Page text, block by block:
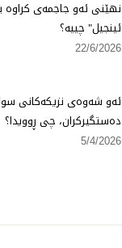
نهێنی ئەو جاجمەی كراوە
ئینجیل" چییە؟
22/6/2026
ئەو شەوەی نزیكەكانی
دەستگیركران، چی ڕوویدا؟
5/4/2026